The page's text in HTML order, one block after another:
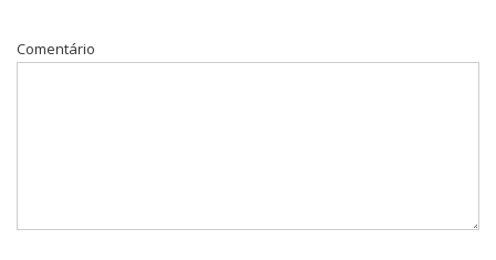
Comentário